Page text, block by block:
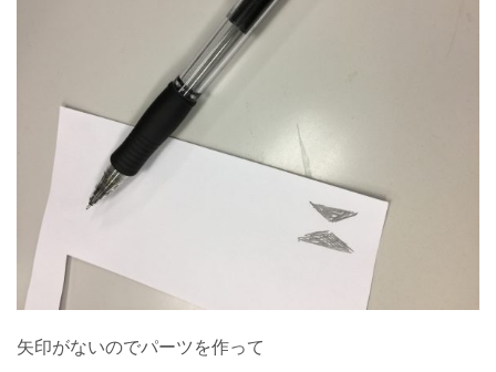
矢印がないのでパーツを作って